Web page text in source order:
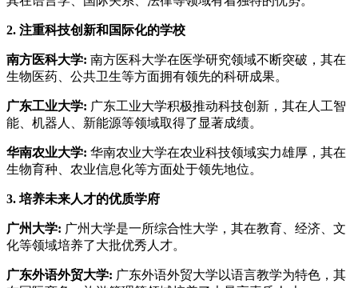
2. 注重科技创新和国际化的学校
南方医科大学: 南方医科大学在医学研究领域不断突破，其在
生物医药、公共卫生等方面拥有领先的科研成果。
广东工业大学: 广东工业大学积极推动科技创新，其在人工智
能、机器人、新能源等领域取得了显著成绩。
华南农业大学: 华南农业大学在农业科技领域实力雄厚，其在
生物育种、农业信息化等方面处于领先地位。
3. 培养未来人才的优质学府
广州大学: 广州大学是一所综合性大学，其在教育、经济、文
化等领域培养了大批优秀人才。
广东外语外贸大学: 广东外语外贸大学以语言教学为特色，其